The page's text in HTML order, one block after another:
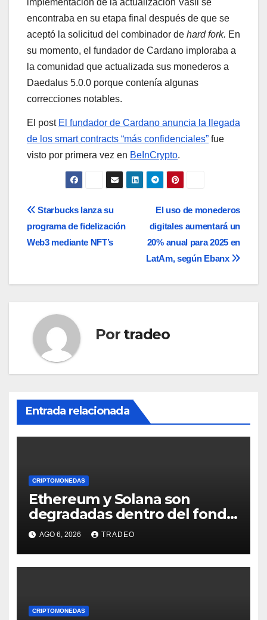
implementación de la actualización Vasil se
encontraba en su etapa final después de que se
aceptó la solicitud del combinador de hard fork. En
su momento, el fundador de Cardano imploraba a
la comunidad que actualizada sus monederos a
Daedalus 5.0.0 porque contenía algunas
correcciones notables.
El post El fundador de Cardano anuncia la llegada
de los smart contracts “más confidenciales” fue
visto por primera vez en BeInCrypto.
Navegación
de
El uso de monederos
digitales aumentará un
20% anual para 2025 en
LatAm, según Ebanx
Starbucks lanza su
programa de fidelización
Web3 mediante NFT’s
Por tradeo
Entrada relacionada
CRIPTOMONEDAS
Ethereum y Solana son
degradadas dentro del fondo
de Grayscale
AGO 6, 2026 TRADEO
CRIPTOMONEDAS